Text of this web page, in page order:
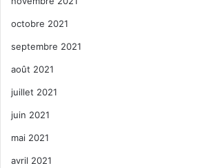
octobre 2021
septembre 2021
août 2021
juillet 2021
juin 2021
mai 2021
avril 2021